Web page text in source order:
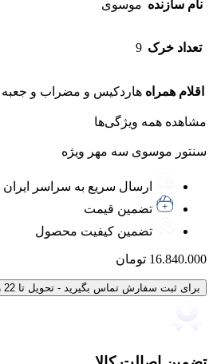
نام سازنده موسوی
تعداد خرک 9
اقلام همراه هاردکیس و مضراب و
مشاهده همه ویژگی‌ها
سنتور موسوی سه مهر ویژه
ارسال سریع به سراسر ایران
تضمین قیمت
تضمین کیفیت محصول
16.840.000 تومان
برای ثبت سفارش تماس بگیرید - تحویل تا 22 روز کاری